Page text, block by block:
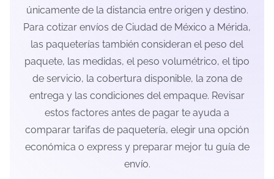
únicamente de la distancia entre origen y destino.
Para cotizar envíos de Ciudad de México a Mérida,
las paqueterías también consideran el peso del
paquete, las medidas, el peso volumétrico, el tipo
de servicio, la cobertura disponible, la zona de
entrega y las condiciones del empaque. Revisar
estos factores antes de pagar te ayuda a
comparar tarifas de paquetería, elegir una opción
económica o express y preparar mejor tu guía de
envío.